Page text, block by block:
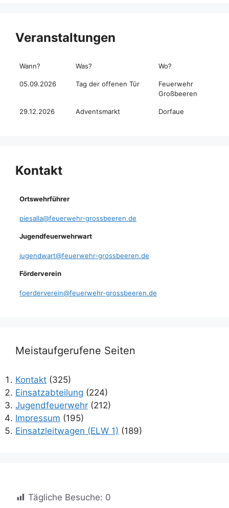
Veranstaltungen
Wann? Was? Wo?
05.09.2026 Tag der offenen Tür
Feuerwehr
Großbeeren
29.12.2026 Adventsmarkt Dorfaue
Kontakt
Ortswehrführer
piesalla@feuerwehr-grossbeeren.de
Jugendfeuerwehrwart
jugendwart@feuerwehr-grossbeeren.de
Förderverein
foerderverein@feuerwehr-grossbeeren.de
Meistaufgerufene Seiten
Kontakt (325)
Einsatzabteilung (224)
Jugendfeuerwehr (212)
Impressum (195)
Einsatzleitwagen (ELW 1) (189)
Tägliche Besuche: 0